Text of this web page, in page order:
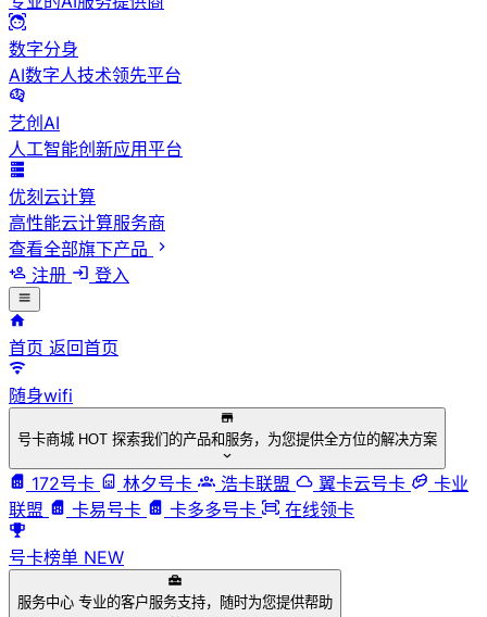
数字分身
AI数字人技术领先平台
艺创AI
人工智能创新应用平台
优刻云计算
高性能云计算服务商
查看全部旗下产品
注册
登入
首页 返回首页
随身wifi
号卡商城 HOT 探索我们的产品和服务，为您提供全方位的解决方案
172号卡 林夕号卡 浩卡联盟 翼卡云号卡
卡业
联盟
卡易号卡 卡多多号卡 在线领卡
号卡榜单 NEW
服务中心 专业的客户服务支持，随时为您提供帮助